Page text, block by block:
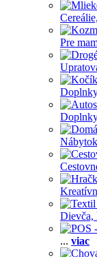
Pre
Dievča,
... viac